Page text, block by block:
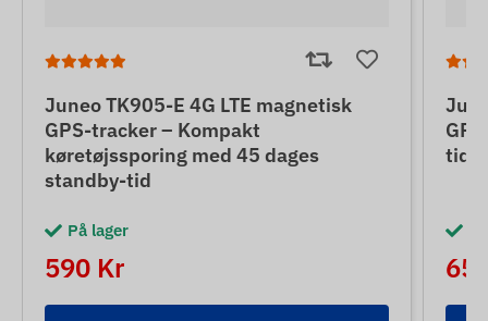
Juneo TK905-E 4G LTE magnetisk
GPS-tracker – Kompakt
køretøjssporing med 45 dages
standby-tid
På lager
590 Kr
tid